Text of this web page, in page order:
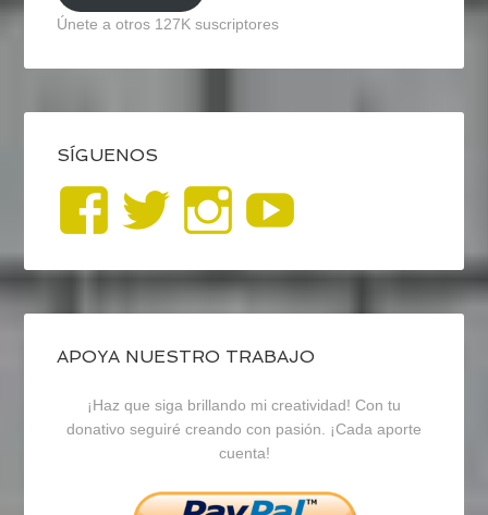
Únete a otros 127K suscriptores
SÍGUENOS
Ver
perfil
de
blogrecursosep
en
Facebook
Ver
perfil
de
recursosep
en
Twitter
Ver
perfil
de
recursosep
en
Instagram
APOYA NUESTRO TRABAJO
¡Haz que siga brillando mi creatividad! Con tu
donativo seguiré creando con pasión. ¡Cada aporte
cuenta!